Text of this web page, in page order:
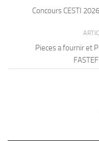
Concours CESTI
Pieces a fournir et